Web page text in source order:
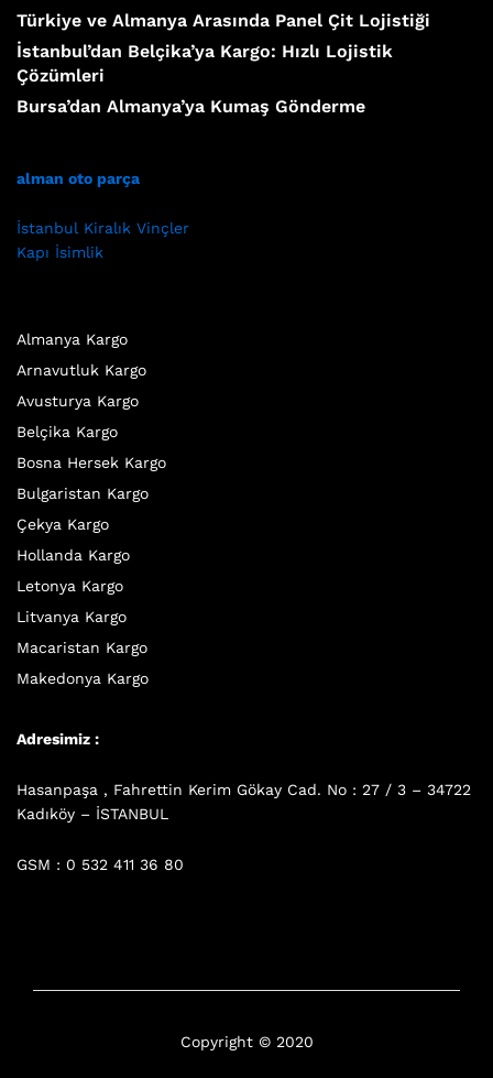
Türkiye ve Almanya Arasında Panel Çit Lojistiği
İstanbul’dan Belçika’ya Kargo: Hızlı Lojistik
Çözümleri
Bursa’dan Almanya’ya Kumaş Gönderme
alman oto parça
İstanbul Kiralık Vinçler
Kapı İsimlik
Almanya Kargo
Arnavutluk Kargo
Avusturya Kargo
Belçika Kargo
Bosna Hersek Kargo
Bulgaristan Kargo
Çekya Kargo
Hollanda Kargo
Letonya Kargo
Litvanya Kargo
Macaristan Kargo
Makedonya Kargo
Adresimiz :
Hasanpaşa , Fahrettin Kerim Gökay Cad. No : 27 / 3 – 34722
Kadıköy – İSTANBUL
GSM : 0 532 411 36 80
Copyright © 2020